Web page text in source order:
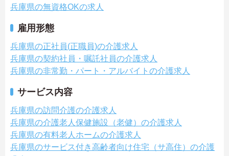
兵庫県の無資格OKの求人
雇用形態
兵庫県の正社員(正職員)の介護求人
兵庫県の契約社員・嘱託社員の介護求人
兵庫県の非常勤・パート・アルバイトの介護求人
サービス内容
兵庫県の訪問介護の介護求人
兵庫県の介護老人保健施設（老健）の介護求人
兵庫県の有料老人ホームの介護求人
兵庫県のサービス付き高齢者向け住宅（サ高住）の介護